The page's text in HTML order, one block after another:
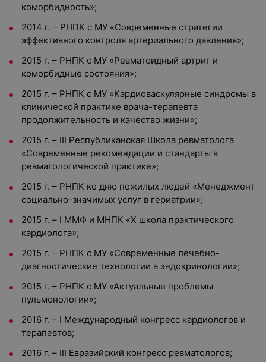
коморбидность»;
2014 г. – РНПК с МУ «Современные стратегии
эффективного контроля артериального давления»;
2015 г. – РНПК с МУ «Ревматоидный артрит и
коморбидные состояния»;
2015 г. – РНПК с МУ «Кардиоваскулярные синдромы в
клинической практике врача-терапевта
продолжительность и качество жизни»;
2015 г. – III Республиканская Школа ревматолога
«Современные рекомендации и стандарты в
ревматологической практике»;
2015 г. – РНПК ко дню пожилых людей «Менеджмент
социально-значимых услуг в гериатрии»;
2015 г. – I ММФ и МНПК «Х школа практического
кардиолога»;
2015 г. – РНПК с МУ «Современные лечебно-
диагностические технологии в эндокринологии»;
2015 г. – РНПК с МУ «Актуальные проблемы
пульмонологии»;
2016 г. – I Международный конгресс кардиологов и
терапевтов;
2016 г. – III Евразийский конгресс ревматологов;